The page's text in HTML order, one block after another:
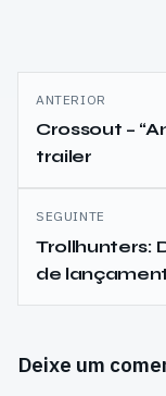
Navegação
de
artigos
ANTERIOR
Crossout –
trailer
SEGUINTE
Trollhunters:
de
Deixe um